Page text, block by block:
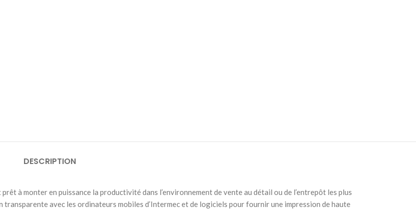
DESCRIPTION
à monter en puissance la productivité dans l’environnement de vente au détail ou de l’entrepôt les plus
avec les ordinateurs mobiles d’Intermec et de logiciels pour fournir une impression de haute